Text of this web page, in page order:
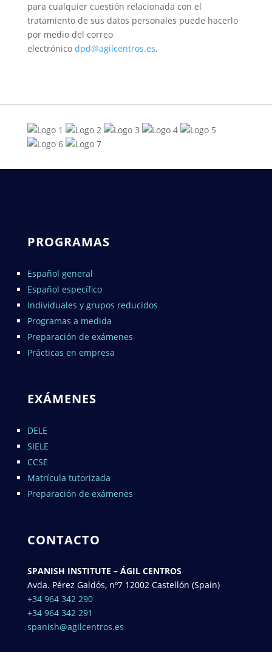
para cualquier cuestión relacionada con el
tratamiento de sus datos personales puede hacerlo
por medio del correo
electrónico dpd@agilcentros.es.
PROGRAMAS
Español general
Español específico
Individuales y grupos reducidos
Programas a medida
Preparación de exámenes
Prácticas en empresa
EXÁMENES
DELE
SIELE
CCSE
Matrícula tutorizada
Preparación de exámenes
CONTACTO
SPANISH INSTITUTE – ÁGIL CENTROS
Avda. Pérez Galdós, nº7 12002 Castellón (Spain)
+34 964 342 290
+34 964 342 291
spanish@agilcentros.es